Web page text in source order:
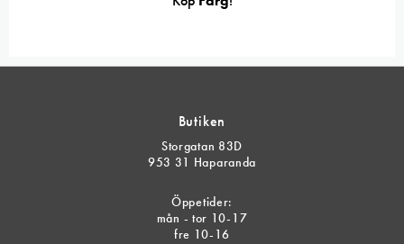
Butiken
Storgatan 83D
953 31 Haparanda
Öppetider:
mån - tor 10-17
fre 10-16